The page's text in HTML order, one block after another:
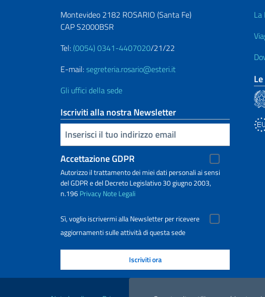
Montevideo 2182 ROSARIO (Santa Fe)
CAP S2000BSR
Tel: (0054) 0341-4407020/21/22
E-mail:segreteria.rosario@esteri.it
Gli uffici della sede
Iscriviti alla nostra Newsletter
Inserisci la tua email
Accettazione GDPR
Autorizzo il trattamento dei miei dati personali ai sensi
del GDPR e del Decreto Legislativo 30 giugno 2003,
n.196PrivacyNote Legali
Sì, voglio iscrivermi alla Newsletter per ricevere
aggiornamenti sulle attività di questa sede
La